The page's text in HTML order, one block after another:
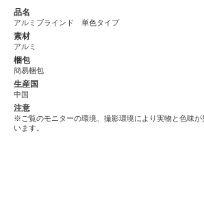
品名
アルミブラインド 単色タイプ
素材
アルミ
梱包
簡易梱包
生産国
中国
注意
※ご覧のモニターの環境、撮影環境により実物と色味
います。